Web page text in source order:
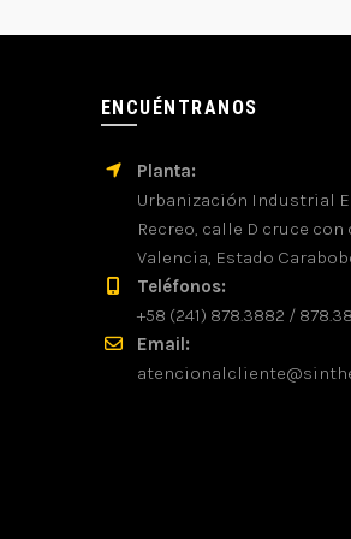
ENCUÉNTRANOS
Planta:
Urbanización Industrial
Recreo, calle D cruce con
Valencia, Estado
Teléfonos:
+58 (241) 878.3882 /
Email: